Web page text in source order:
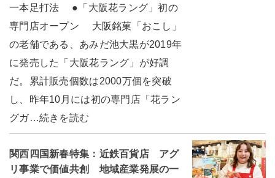
一本足打法 ●「大阪花ラング」初の
専門店オープン 大阪銘菓「おこし」
の老舗である、あみだ池大黒が2019年
に発売した「大阪花ラング」が好調
だ。累計販売個数は2000万個を突破
し、昨年10月には初の専門店「花ラン
グガ…続きを読む
関西四国新春特集：近鉄百貨店 アグ
リ事業で価値共創 地域産業発展の一